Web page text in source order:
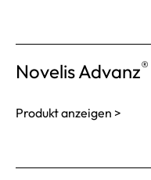
Novelis Advanz®
Produkt anzeigen >